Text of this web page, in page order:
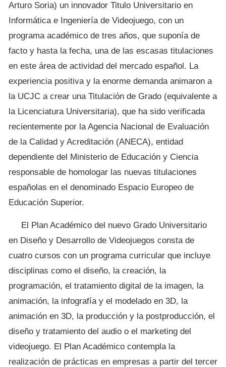
Arturo Soria) un innovador Titulo Universitario en
Informática e Ingeniería de Videojuego, con un
programa académico de tres años, que suponía de
facto y hasta la fecha, una de las escasas titulaciones
en este área de actividad del mercado español. La
experiencia positiva y la enorme demanda animaron a
la UCJC a crear una Titulación de Grado (equivalente a
la Licenciatura Universitaria), que ha sido verificada
recientemente por la Agencia Nacional de Evaluación
de la Calidad y Acreditación (ANECA), entidad
dependiente del Ministerio de Educación y Ciencia
responsable de homologar las nuevas titulaciones
españolas en el denominado Espacio Europeo de
Educación Superior.
El Plan Académico del nuevo Grado Universitario
en Diseño y Desarrollo de Videojuegos consta de
cuatro cursos con un programa curricular que incluye
disciplinas como el diseño, la creación, la
programación, el tratamiento digital de la imagen, la
animación, la infografía y el modelado en 3D, la
animación en 3D, la producción y la postproducción, el
diseño y tratamiento del audio o el marketing del
videojuego. El Plan Académico contempla la
realización de prácticas en empresas a partir del tercer